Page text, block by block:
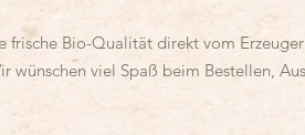
frische Bio-Qualität direkt vom
wünschen viel Spaß beim Bestellen,